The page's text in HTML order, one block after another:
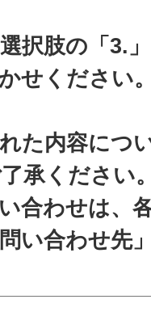
択肢の「3.
せください
た内容につ
承ください
合わせは、
い合わせ先